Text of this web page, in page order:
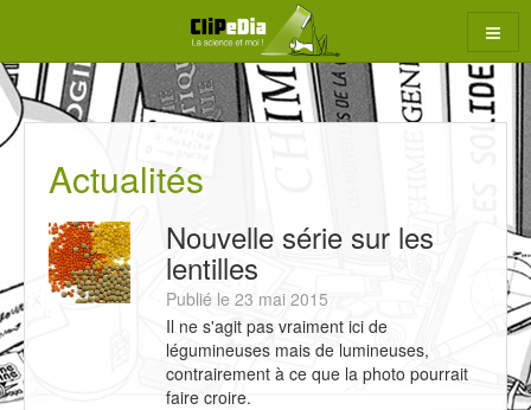
contenu
Actualités
Nouvelle série sur les
lentilles
Publié le 23 mai 2015
Il ne s'agit pas vraiment ici de
légumineuses mais de lumineuses,
contrairement à ce que la photo pourrait
faire croire.